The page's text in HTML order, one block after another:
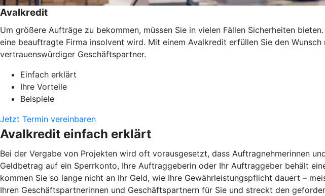
Avalkredit
Um größere Aufträge zu bekommen, müssen Sie in vielen Fällen Sicherheiten
eine beauftragte Firma insolvent wird. Mit einem Avalkredit erfüllen Sie den
vertrauenswürdiger Geschäftspartner.
Einfach erklärt
Ihre Vorteile
Beispiele
Jetzt Termin vereinbaren
Avalkredit einfach erklärt
Bei der Vergabe von Projekten wird oft vorausgesetzt, dass Auftragnehmerinnen
Geldbetrag auf ein Sperrkonto, Ihre Auftraggeberin oder Ihr Auftraggeber behält
kommen Sie so lange nicht an Ihr Geld, wie Ihre Gewährleistungspflicht dauert –
Ihren Geschäftspartnerinnen und Geschäftspartnern für Sie und streckt den